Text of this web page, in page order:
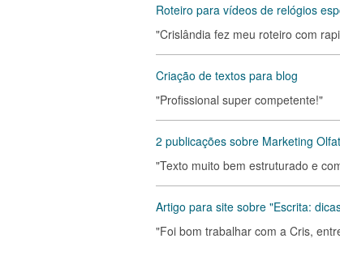
Roteiro para vídeos de relógios
"Crislândia fez meu roteiro com
Criação de textos para blog
"Profissional super competente!"
2 publicações sobre Marketing
"Texto muito bem estruturado e
Artigo para site sobre "Escrita:
"Foi bom trabalhar com a Cris,